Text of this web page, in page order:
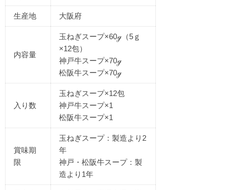
生産地 大阪府
内容量
玉ねぎスープ×60ℊ（5ｇ
×12包）
神戸牛スープ×70ℊ
松阪牛スープ×70ℊ
入り数
玉ねぎスープ×12包
神戸牛スープ×1
松阪牛スープ×1
賞味期
限
玉ねぎスープ：製造より2
年
神戸・松阪牛スープ：製
造より1年